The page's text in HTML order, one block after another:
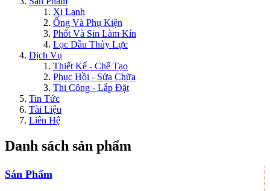
Xi Lanh
Ống Và Phụ Kiện
Phốt Và Sin Làm Kín
Lọc Dầu Thủy Lực
Dịch Vụ
Thiết Kế - Chế Tạo
Phục Hồi - Sửa Chữa
Thi Công - Lắp Đặt
Tin Tức
Tài Liệu
Liên Hệ
Danh sách sản phẩm
Sản Phẩm